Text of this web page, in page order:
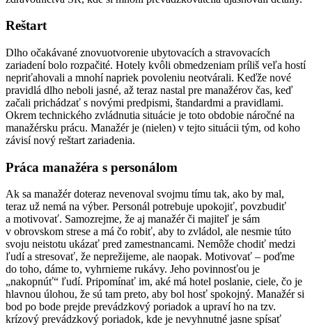
Reštart
Dlho očakávané znovuotvorenie ubytovacích a stravovacích
zariadení bolo rozpačité. Hotely kvôli obmedzeniam príliš veľa hostí
nepriťahovali a mnohí napriek povoleniu neotvárali. Keďže nové
pravidlá dlho neboli jasné, až teraz nastal pre manažérov čas, keď
začali prichádzať s novými predpismi, štandardmi a pravidlami.
Okrem technického zvládnutia situácie je toto obdobie náročné na
manažérsku prácu. Manažér je (nielen) v tejto situácii tým, od koho
závisí nový reštart zariadenia.
Práca manažéra s personálom
Ak sa manažér doteraz nevenoval svojmu tímu tak, ako by mal,
teraz už nemá na výber. Personál potrebuje upokojiť, povzbudiť
a motivovať. Samozrejme, že aj manažér či majiteľ je sám
v obrovskom strese a má čo robiť, aby to zvládol, ale nesmie túto
svoju neistotu ukázať pred zamestnancami. Nemôže chodiť medzi
ľudí a stresovať, že neprežijeme, ale naopak. Motivovať – poďme
do toho, dáme to, vyhrnieme rukávy. Jeho povinnosťou je
„nakopnúť“ ľudí. Pripomínať im, aké má hotel poslanie, ciele, čo je
hlavnou úlohou, že sú tam preto, aby bol hosť spokojný. Manažér si
bod po bode prejde prevádzkový poriadok a upraví ho na tzv.
krízový prevádzkový poriadok, kde je nevyhnutné jasne spísať